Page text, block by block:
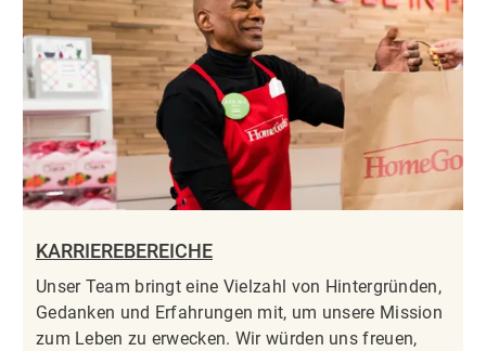
KARRIEREBEREICHE
Unser Team bringt eine Vielzahl von Hintergründen,
Gedanken und Erfahrungen mit, um unsere Mission
zum Leben zu erwecken. Wir würden uns freuen,